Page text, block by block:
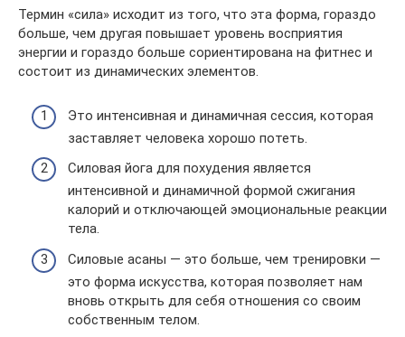
Термин «сила» исходит из того, что эта форма, гораздо
больше, чем другая повышает уровень восприятия
энергии и гораздо больше сориентирована на фитнес и
состоит из динамических элементов.
Это интенсивная и динамичная сессия, которая
заставляет человека хорошо потеть.
Силовая йога для похудения является
интенсивной и динамичной формой сжигания
калорий и отключающей эмоциональные реакции
тела.
Силовые асаны — это больше, чем тренировки —
это форма искусства, которая позволяет нам
вновь открыть для себя отношения со своим
собственным телом.